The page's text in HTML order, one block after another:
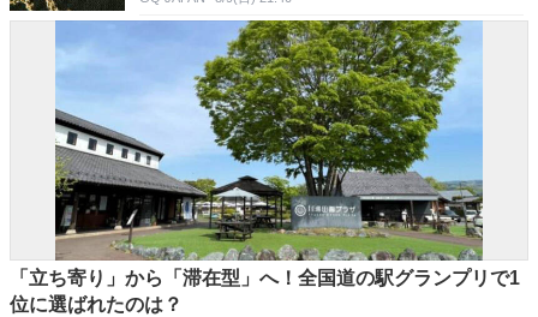
「立ち寄り」から「滞在型」へ！全国道の駅グランプリで1
位に選ばれたのは？